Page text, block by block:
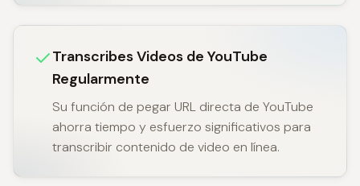
Transcribes Videos de YouTube
Regularmente
Su función de pegar URL directa de YouTube
ahorra tiempo y esfuerzo significativos para
transcribir contenido de video en línea.